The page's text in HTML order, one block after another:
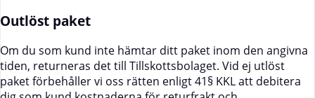
Outlöst paket
Om du som kund inte hämtar ditt paket inom den angivna
tiden, returneras det till Tillskottsbolaget. Vid ej utlöst
paket förbehåller vi oss rätten enligt 41§ KKL att debitera